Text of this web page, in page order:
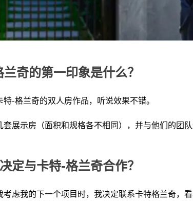
奇的第一印象是什么？
-格兰奇的双人房作品，听说效果不错。
展示房（面积和规格各不相同），并与他们的团
定与卡特-格兰奇合作？
虑我的下一个项目时，我决定联系卡特格兰奇，看